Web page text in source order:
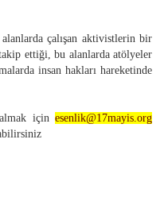
çalışan aktivistlerin bir
ettiği, bu alanlarda atölyeler
insan hakları hareketinde
için esenlik@17mayis.org